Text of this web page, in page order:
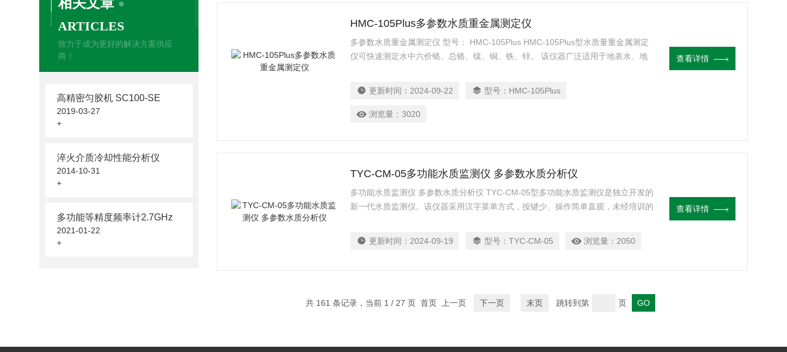
ARTICLES
致力于成为更好的解决方案供应
商！
高精密匀胶机 SC100-SE
2019-03-27
+
淬火介质冷却性能分析仪
2014-10-31
+
多功能等精度频率计2.7GHz
2021-01-22
+
HMC-105Plus多参数水质重金属测定仪
多参数水质重金属测定仪 型号： HMC-105Plus HMC-105Plus型水质量重金属测定
仪可快速测定水中六价铬、总铬、镍、铜、铁、锌。 该仪器广泛适用于地表水、地
更新时间： 2024-09-22 型号： HMC-105Plus
浏览量：3020
查看详情
TYC-CM-05多功能水质监测仪 多参数水质分析仪
多功能水质监测仪 多参数水质分析仪 TYC-CM-05型多功能水质监测仪是独立开发的
新一代水质监测仪。该仪器采用汉字菜单方式，按键少、操作简单直观，未经培训的
更新时间： 2024-09-19 型号： TYC-CM-05 浏览量： 2050
查看详情
共 161 条记录，当前 1 / 27 页 首页 上一页 下一页 末页 跳转到第 页